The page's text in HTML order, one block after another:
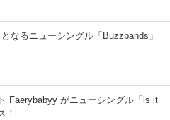
なるニューシングル「Buzzbands」
Faerybabyy がニューシングル「is it
！